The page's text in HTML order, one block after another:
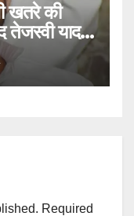
खतरे की
तेजस्वी यादव
Required